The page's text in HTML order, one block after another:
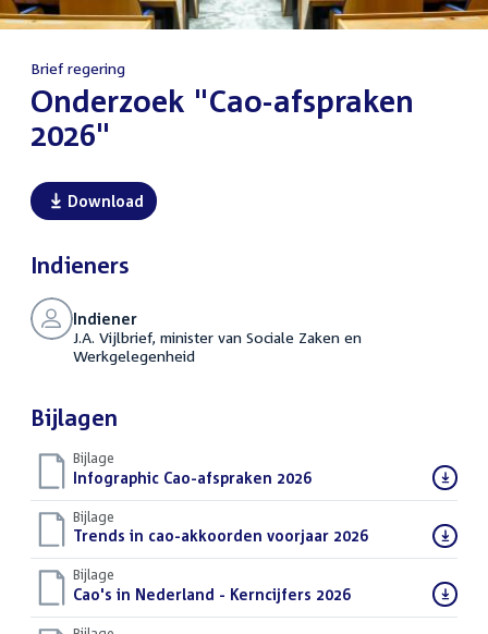
Brief regering
:Onderzoek "Cao-afspraken
2026"
Download
Indieners
Indiener
J.A. Vijlbrief, minister van Sociale Zaken en
Werkgelegenheid
Bijlagen
Bijlage
Download
bestand:
Infographic Cao-afspraken 2026(PDF)
Bijlage
Download
bestand:
Trends in cao-akkoorden voorjaar 2026(PDF)
Bijlage
Download
bestand:
Cao's in Nederland - Kerncijfers 2026(PDF)